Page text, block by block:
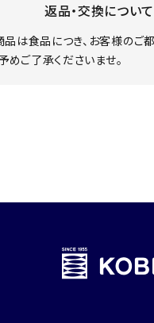
返品・交換について
は食品につき、お客様のご
めご了承くださいませ。